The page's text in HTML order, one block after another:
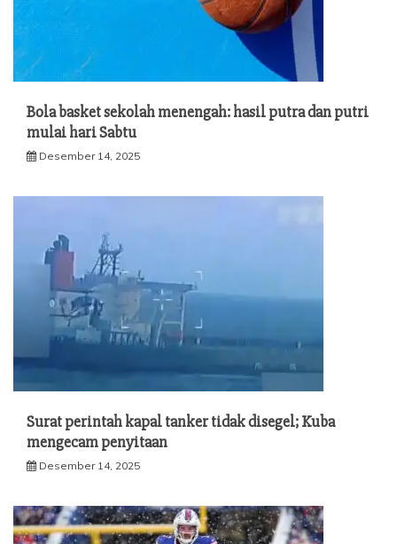
Bola basket sekolah menengah: hasil putra dan putri
mulai hari Sabtu
Desember 14, 2025
Surat perintah kapal tanker tidak disegel; Kuba
mengecam penyitaan
Desember 14, 2025